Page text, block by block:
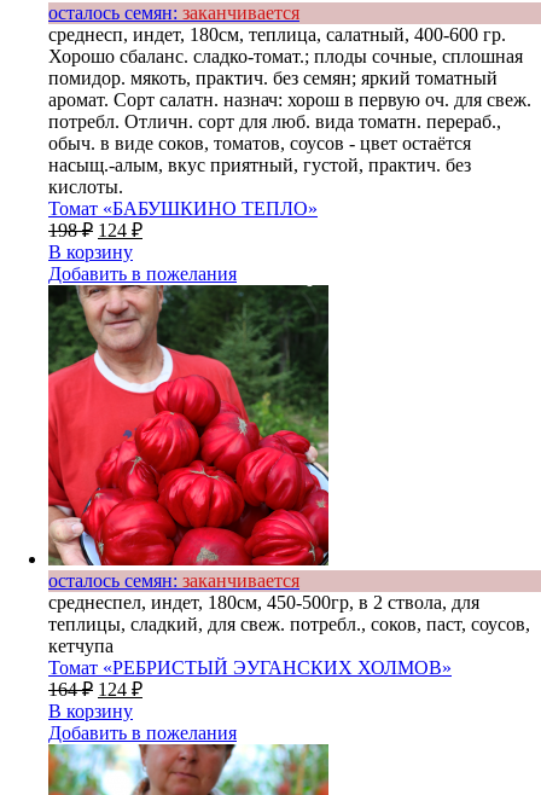
осталось семян: заканчивается
среднесп, индет, 180см, теплица, салатный, 400-600 гр.
Хорошо сбаланс. сладко-томат.; плоды сочные, сплошная
помидор. мякоть, практич. без семян; яркий томатный
аромат. Сорт салатн. назнач: хорош в первую оч. для свеж.
потребл. Отличн. сорт для люб. вида томатн. перераб.,
обыч. в виде соков, томатов, соусов - цвет остаётся
насыщ.-алым, вкус приятный, густой, практич. без
кислоты.
Томат «БАБУШКИНО ТЕПЛО»
198₽ 124 ₽
В корзину
Добавить в пожелания
осталось семян: заканчивается
среднеспел, индет, 180см, 450-500гр, в 2 ствола, для
теплицы, сладкий, для свеж. потребл., соков, паст, соусов,
кетчупа
Томат «РЕБРИСТЫЙ ЭУГАНСКИХ ХОЛМОВ»
164₽ 124 ₽
В корзину
Добавить в пожелания